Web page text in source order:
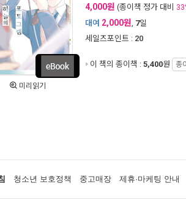
미리읽기
4,000원 (종이책 정가 대비
대여 2,000원, 7일
세일즈포인트 : 20
이 책의 종이책 : 5,400원 종
청소년 보호정책 중고매장 제휴·마케팅 안내